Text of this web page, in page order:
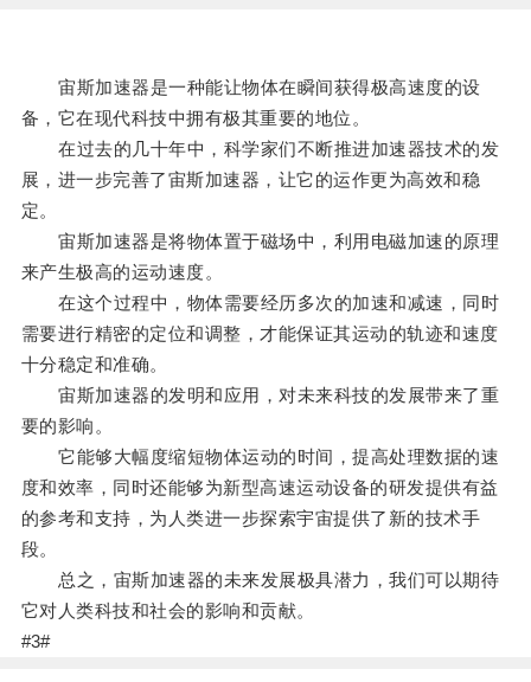
宙斯加速器是一种能让物体在瞬间获得极高速度的设
备，它在现代科技中拥有极其重要的地位。
在过去的几十年中，科学家们不断推进加速器技术的发
展，进一步完善了宙斯加速器，让它的运作更为高效和稳
定。
宙斯加速器是将物体置于磁场中，利用电磁加速的原理
来产生极高的运动速度。
在这个过程中，物体需要经历多次的加速和减速，同时
需要进行精密的定位和调整，才能保证其运动的轨迹和速度
十分稳定和准确。
宙斯加速器的发明和应用，对未来科技的发展带来了重
要的影响。
它能够大幅度缩短物体运动的时间，提高处理数据的速
度和效率，同时还能够为新型高速运动设备的研发提供有益
的参考和支持，为人类进一步探索宇宙提供了新的技术手
段。
总之，宙斯加速器的未来发展极具潜力，我们可以期待
它对人类科技和社会的影响和贡献。
#3#